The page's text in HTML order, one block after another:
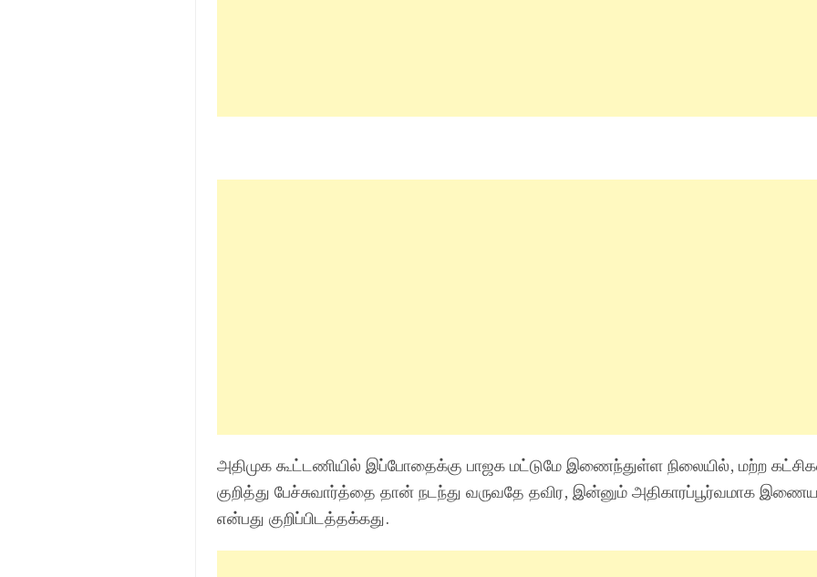
அதிமுக கூட்டணியில் இப்போதைக்கு பாஜக மட்டுமே இணைந்துள்ள நிலையில், மற்ற
குறித்து பேச்சுவார்த்தை தான் நடந்து வருவதே தவிர, இன்னும் அதிகாரப்பூர்வமாக
என்பது குறிப்பிடத்தக்கது.